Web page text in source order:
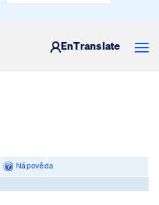
ČESKÉ REPUBLIKY
EnTranslate
Nápověda